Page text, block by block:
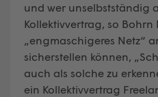
und wer unselbstständig
Kollektivvertrag, so
„engmaschigeres Netz“
sicherstellen können,
auch als solche zu
ein Kollektivvertrag